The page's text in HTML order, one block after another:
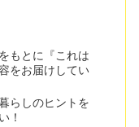
もとに『これは
をお届けしてい
らしのヒントを
！